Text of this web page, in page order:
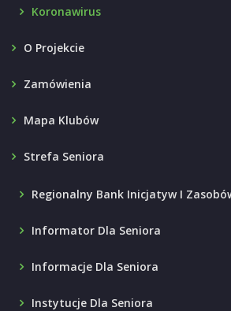
Koronawirus
O Projekcie
Zamówienia
Mapa Klubów
Strefa Seniora
Regionalny Bank Inicjatyw I
Informator Dla Seniora
Informacje Dla Seniora
Instytucje Dla Seniora